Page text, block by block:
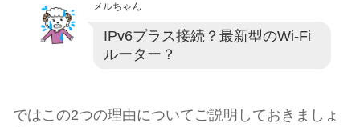
メルちゃん
IPv6プラス接続？最新型のWi-Fi
ルーター？
ではこの2つの理由についてご説明しておきましょ